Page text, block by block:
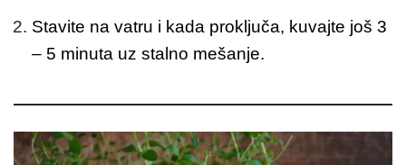
Stavite na vatru i kada proključa, kuvajte još 3
– 5 minuta uz stalno mešanje.